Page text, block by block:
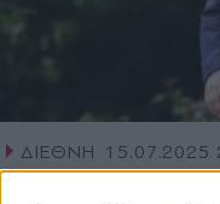
ΔΙΕΘΝΗ
15.07.2025